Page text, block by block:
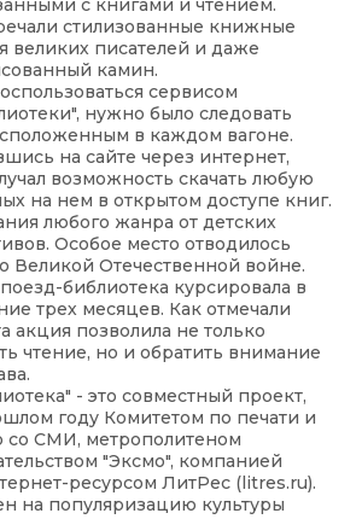
с книгами и чтением.
стилизованные книжные
великих писателей и даже
камин.
сервисом
нужно было следовать
в каждом вагоне.
на сайте через интернет,
возможность скачать любую
на нем в открытом доступе книг.
любого жанра от детских
Особое место отводилось
Великой Отечественной войне.
библиотека курсировала в
трех месяцев. Как отмечали
акция позволила не только
чтение, но и обратить внимание
- это совместный проект,
году Комитетом по печати и
со СМИ, метрополитеном
"Эксмо", компанией
ресурсом ЛитРес (litres.ru).
на популяризацию культуры